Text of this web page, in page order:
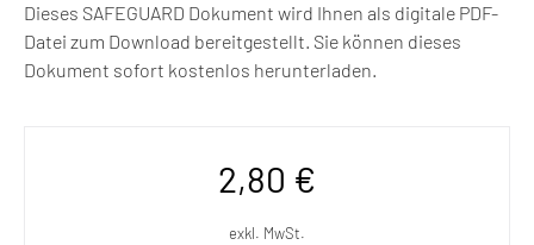
Dieses SAFEGUARD Dokument wird Ihnen als digitale PDF-
Datei zum Download bereitgestellt. Sie können dieses
Dokument sofort kostenlos herunterladen.
2,80 €
exkl. MwSt.